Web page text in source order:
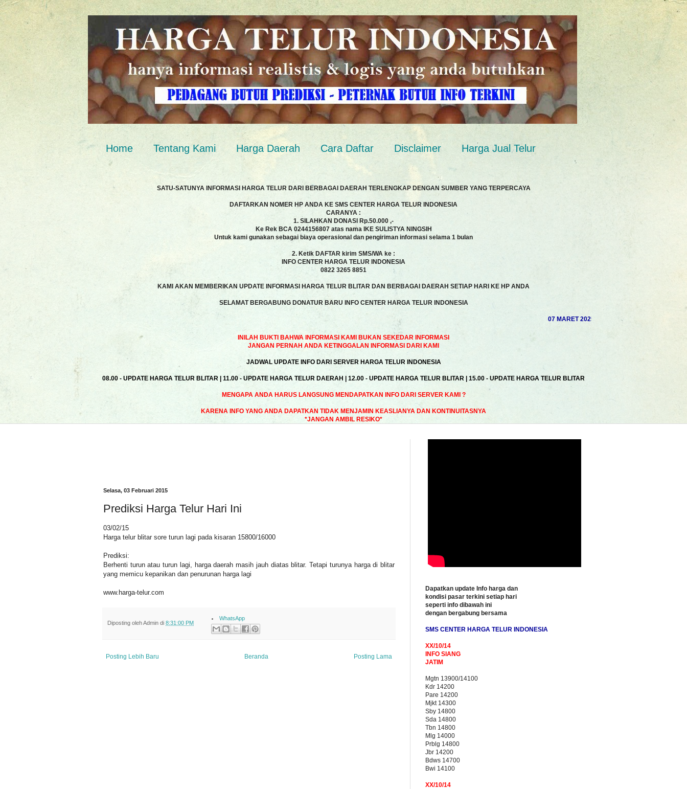
Home Tentang Kami Harga Daerah Cara Daftar Disclaimer Harga Jual Telur
SATU-SATUNYA INFORMASI HARGA TELUR DARI BERBAGAI DAERAH TERLENGKAP DENGAN SUMBER YANG TERPERCAYA
DAFTARKAN NOMER HP ANDA KE SMS CENTER HARGA TELUR INDONESIA
CARANYA :
1. SILAHKAN DONASI Rp.50.000 ,-
Ke Rek BCA 0244156807 atas nama IKE SULISTYA NINGSIH
Untuk kami gunakan sebagai biaya operasional dan pengiriman informasi selama 1 bulan
2. Ketik DAFTAR kirim SMS/WA ke :
INFO CENTER HARGA TELUR INDONESIA
0822 3265 8851
KAMI AKAN MEMBERIKAN UPDATE INFORMASI HARGA TELUR BLITAR DAN BERBAGAI DAERAH SETIAP HARI KE HP ANDA
SELAMAT BERGABUNG DONATUR BARU INFO CENTER HARGA TELUR INDONESIA
07 MARET 2025 | AKHSAN ROSYIDI |
INILAH BUKTI BAHWA INFORMASI KAMI BUKAN SEKEDAR INFORMASI
JANGAN PERNAH ANDA KETINGGALAN INFORMASI DARI KAMI
JADWAL UPDATE INFO DARI SERVER HARGA TELUR INDONESIA
08.00 - UPDATE HARGA TELUR BLITAR | 11.00 - UPDATE HARGA TELUR DAERAH | 12.00 - UPDATE HARGA TELUR BLITAR | 15.00 - UPDATE HARGA TELUR BLITAR
MENGAPA ANDA HARUS LANGSUNG MENDAPATKAN INFO DARI SERVER KAMI ?
KARENA INFO YANG ANDA DAPATKAN TIDAK MENJAMIN KEASLIANYA DAN KONTINUITASNYA
*JANGAN AMBIL RESIKO*
Selasa, 03 Februari 2015
Prediksi Harga Telur Hari Ini
03/02/15
Harga telur blitar sore turun lagi pada kisaran 15800/16000
Prediksi:
Berhenti turun atau turun lagi, harga daerah masih jauh diatas blitar. Tetapi turunya harga di blitar
yang memicu kepanikan dan penurunan harga lagi
www.harga-telur.com
Diposting olehAdmin di 8:31:00 PM
WhatsApp
Posting Lebih Baru Posting Lama
Beranda
Dapatkan update Info harga dan
kondisi pasar terkini setiap hari
seperti info dibawah ini
dengan bergabung bersama
SMS CENTER HARGA TELUR INDONESIA
XX/10/14
INFO SIANG
JATIM
Mgtn 13900/14100
Kdr 14200
Pare 14200
Mjkt 14300
Sby 14800
Sda 14800
Tbn 14800
Mlg 14000
Prblg 14800
Jbr 14200
Bdws 14700
Bwi 14100
XX/10/14